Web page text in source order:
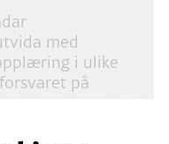
med
i ulike
på
18 år og busett